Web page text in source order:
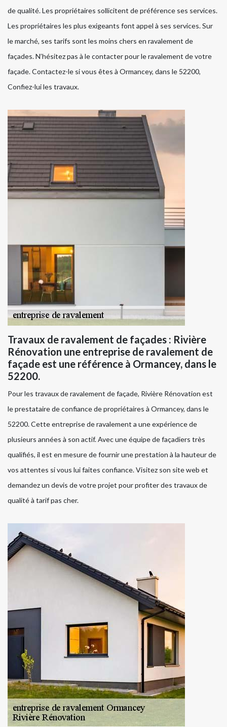
de qualité. Les propriétaires sollicitent de préférence ses services.
Les propriétaires les plus exigeants font appel à ses services. Sur
le marché, ses tarifs sont les moins chers en ravalement de
façades. N’hésitez pas à le contacter pour le ravalement de votre
façade. Contactez-le si vous êtes à Ormancey, dans le 52200,
Confiez-lui les travaux.
Travaux de ravalement de façades : Rivière
Rénovation une entreprise de ravalement de
façade est une référence à Ormancey, dans le
52200.
Pour les travaux de ravalement de façade, Rivière Rénovation est
le prestataire de confiance de propriétaires à Ormancey, dans le
52200. Cette entreprise de ravalement a une expérience de
plusieurs années à son actif. Avec une équipe de façadiers très
qualifiés, il est en mesure de fournir une prestation à la hauteur de
vos attentes si vous lui faites confiance. Visitez son site web et
demandez un devis de votre projet pour profiter des travaux de
qualité à tarif pas cher.